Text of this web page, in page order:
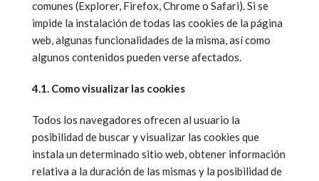
comunes (Explorer, Firefox, Chrome o Safari). Si se
impide la instalación de todas las cookies de la página
web, algunas funcionalidades de la misma, así como
algunos contenidos pueden verse afectados.
4.1. Como visualizar las cookies
Todos los navegadores ofrecen al usuario la
posibilidad de buscar y visualizar las cookies que
instala un determinado sitio web, obtener información
relativa a la duración de las mismas y la posibilidad de